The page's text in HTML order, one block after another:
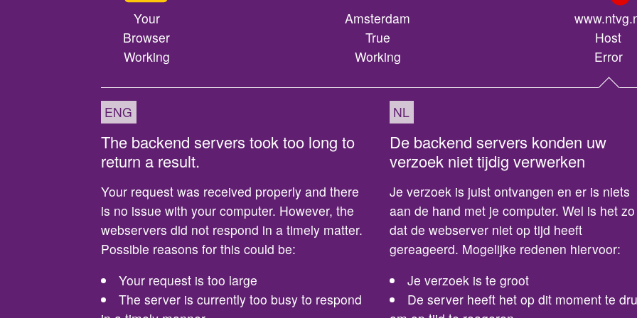
Your
Browser
Working
Amsterdam
True
Working
Host
Error
ENG
The backend servers took too long to
return a result.
Your request was received properly and there
is no issue with your computer. However, the
webservers did not respond in a timely matter.
Possible reasons for this could be:
Your request is too large
The server is currently too busy to respond
NL
De backend servers konden uw
verzoek niet tijdig verwerken
Je verzoek is juist ontvangen en er is niets
aan de hand met je computer. Wel is het zo
dat de webserver niet op tijd heeft
gereageerd. Mogelijke redenen hiervoor:
Je verzoek is te groot
De server heeft het op dit moment te